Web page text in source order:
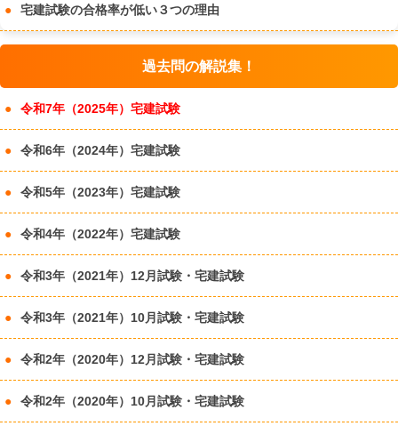
宅建試験の合格率が低い３つの理由
過去問の解説集！
令和7年（2025年）宅建試験
令和6年（2024年）宅建試験
令和5年（2023年）宅建試験
令和4年（2022年）宅建試験
令和3年（2021年）12月試験・宅建試験
令和3年（2021年）10月試験・宅建試験
令和2年（2020年）12月試験・宅建試験
令和2年（2020年）10月試験・宅建試験